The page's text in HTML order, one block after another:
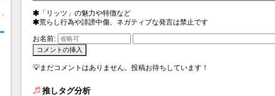
↑
「リッツ」の魅力や特徴など
荒らし行為や誹謗中傷、ネガティブな発言は禁止です
お名前:
💡まだコメントはありません。投稿お待ちしています！
推しタグ分析